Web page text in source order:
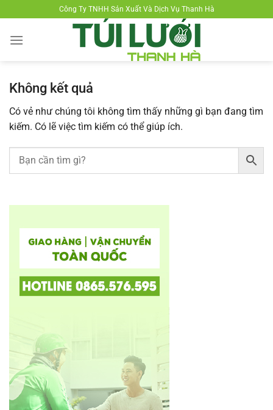
đến
nội
Công Ty TNHH Sản Xuất Và Dịch Vụ Thanh Hà
Không kết quả
Có vẻ như chúng tôi không tìm thấy những gì bạn đang tìm
kiếm. Có lẽ việc tìm kiếm có thể giúp ích.